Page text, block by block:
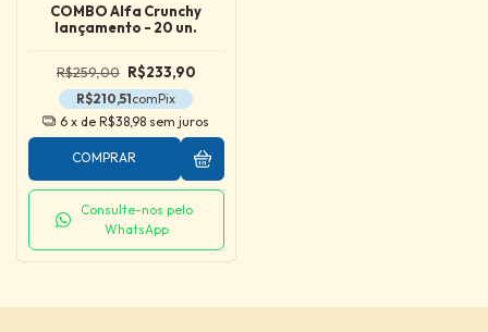
COMBO Alfa Crunchy
lançamento - 20 un.
R$259,00 R$233,90
R$210,51comPix
6 x deR$38,98 sem juros
COMPRAR
Consulte-nos pelo
WhatsApp